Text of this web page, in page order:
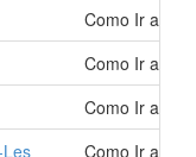
Como Ir a
Como Ir a
Como Ir a
Como Ir a